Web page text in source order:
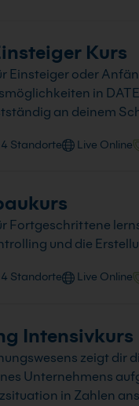
Kurs
Einsteiger oder
in
an deinem
4 Standorte Live Online
Fortgeschrittene
und die
4 Standorte Live Online
Intensivkurs
zeigt dir
Unternehmens
in Zahlen